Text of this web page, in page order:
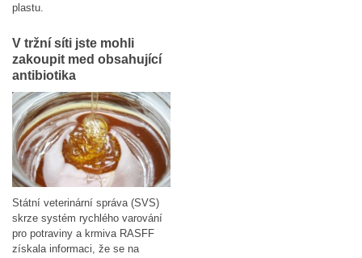
plastu.
V tržní síti jste mohli
zakoupit med obsahující
antibiotika
Státní veterinární správa (SVS)
skrze systém rychlého varování
pro potraviny a krmiva RASFF
získala informaci, že se na